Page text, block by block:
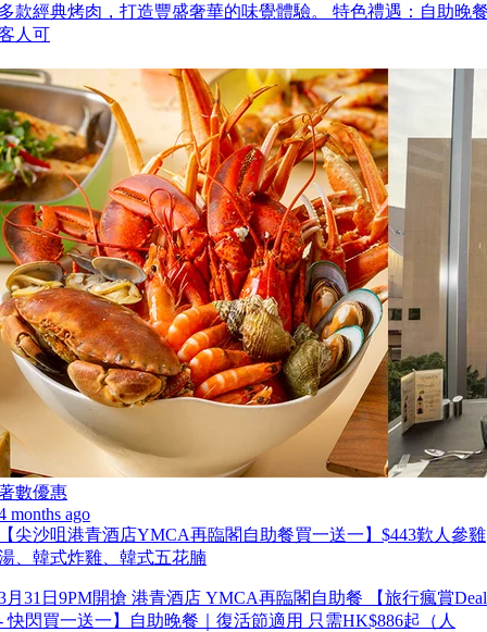
款經典烤肉，打造豐盛奢華的味覺體驗。 特色禮遇：自助晚
人可
數優惠
months ago
尖沙咀港青酒店YMCA再臨閣自助餐買一送一】$443歎人參雞
、韓式炸雞、韓式五花腩
月31日9PM開搶 港青酒店 YMCA再臨閣自助餐 【旅行瘋賞Deal
快閃買一送一】自助晚餐｜復活節適用 只需HK$886起（人